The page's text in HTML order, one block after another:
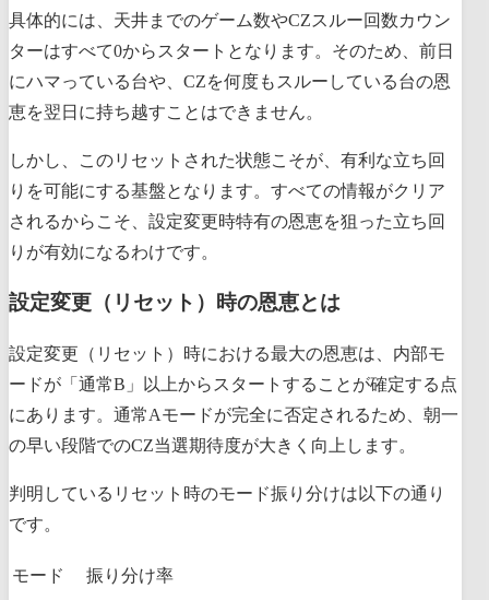
具体的には、天井までのゲーム数やCZスルー回数カウン
ターはすべて0からスタートとなります。そのため、前日
にハマっている台や、CZを何度もスルーしている台の恩
恵を翌日に持ち越すことはできません。
しかし、このリセットされた状態こそが、有利な立ち回
りを可能にする基盤となります。すべての情報がクリア
されるからこそ、設定変更時特有の恩恵を狙った立ち回
りが有効になるわけです。
設定変更（リセット）時の恩恵とは
設定変更（リセット）時における最大の恩恵は、内部モ
ードが「通常B」以上からスタートすることが確定する点
にあります。通常Aモードが完全に否定されるため、朝一
の早い段階でのCZ当選期待度が大きく向上します。
判明しているリセット時のモード振り分けは以下の通り
です。
モード
振り分け率